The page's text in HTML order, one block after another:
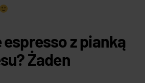
z pianką
Żaden